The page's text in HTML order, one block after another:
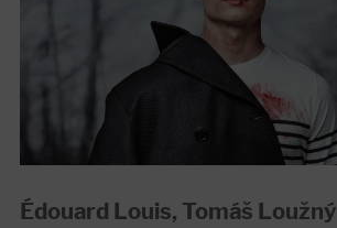
Édouard Louis, Tomáš Loužný